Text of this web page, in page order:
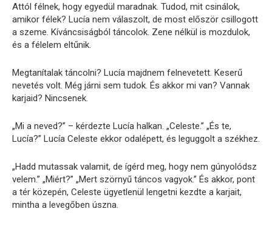
Attól félnek, hogy egyedül maradnak. Tudod, mit csinálok,
amikor félek? Lucía nem válaszolt, de most először csillogott
a szeme. Kíváncsiságból táncolok. Zene nélkül is mozdulok,
és a félelem eltűnik.
Megtanítalak táncolni? Lucía majdnem felnevetett. Keserű
nevetés volt. Még járni sem tudok. És akkor mi van? Vannak
karjaid? Nincsenek.
„Mi a neved?” – kérdezte Lucía halkan. „Celeste.” „És te,
Lucía?” Lucía Celeste ekkor odalépett, és leguggolt a székhez.
„Hadd mutassak valamit, de ígérd meg, hogy nem gúnyolódsz
velem.” „Miért?” „Mert szörnyű táncos vagyok.” És akkor, pont
a tér közepén, Celeste ügyetlenül lengetni kezdte a karjait,
mintha a levegőben úszna.